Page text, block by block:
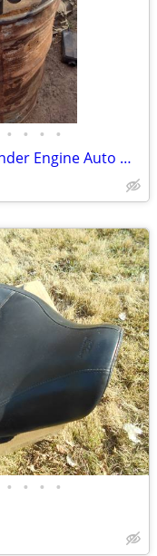
• • • •
110cc 4-Stroke Single Cylinder Engine Auto Motor Honda Style
• • • •